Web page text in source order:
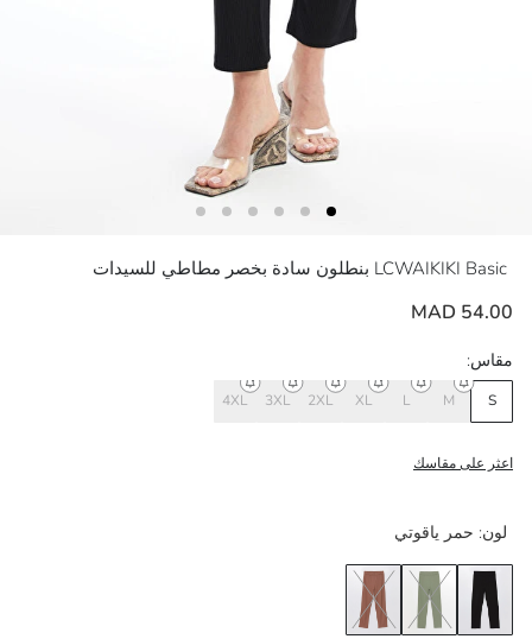
LCWAIKIKI Basic بنطلون سادة بخصر مطاطي للسيدات
54.00 MAD
لون: حمر ياقوتي
مقاس:
S
M
L
XL
2XL
3XL
4XL
اعثر على مقاسك